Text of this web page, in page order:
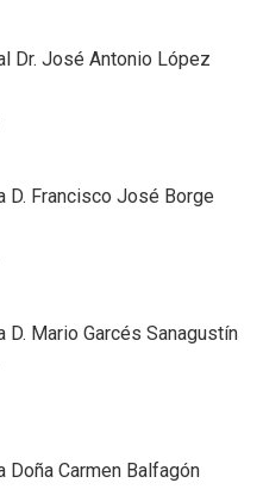
Dr. José Antonio López
D. Francisco José Borge
D. Mario Garcés Sanagustín
Doña Carmen Balfagón